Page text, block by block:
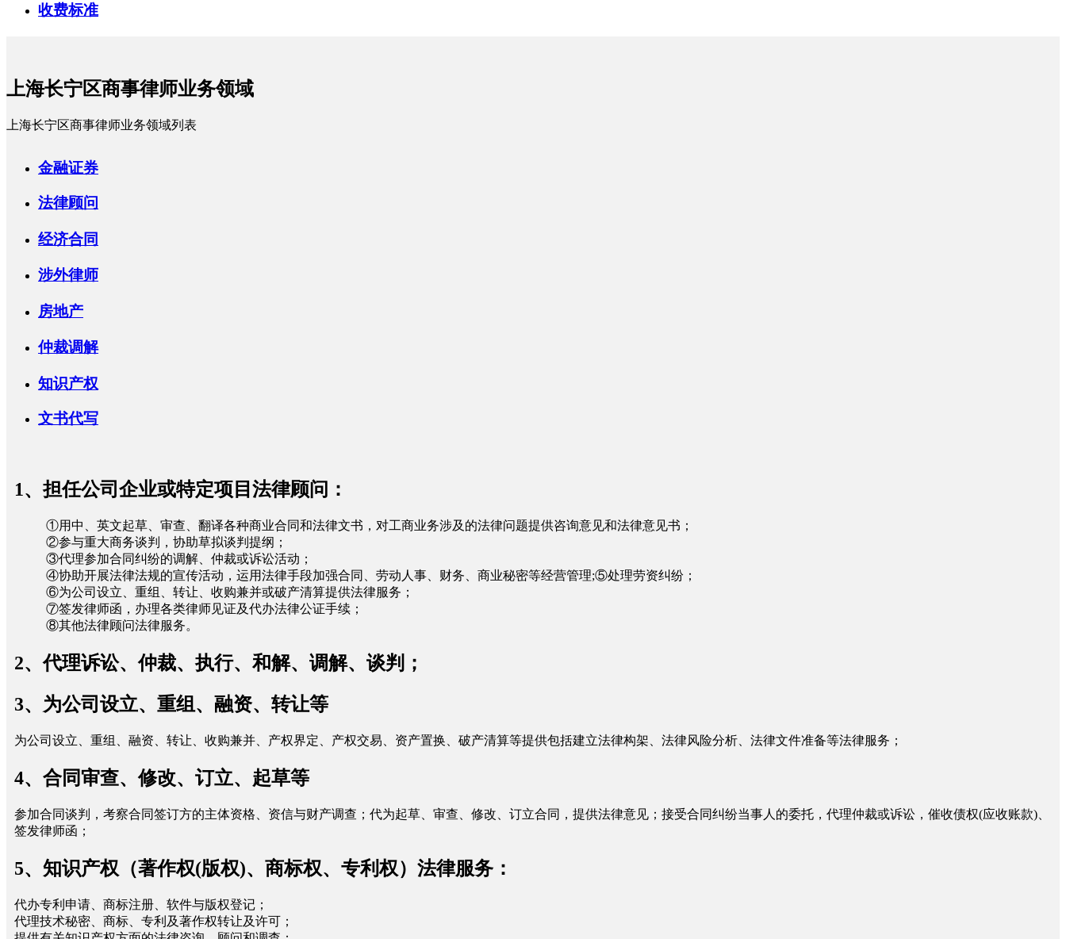
收费标准
上海长宁区商事律师业务领域
上海长宁区商事律师业务领域列表
金融证券
法律顾问
经济合同
涉外律师
房地产
仲裁调解
知识产权
文书代写
1、担任公司企业或特定项目法律顾问：
①用中、英文起草、审查、翻译各种商业合同和法律文书，对工商业务涉及的法律问题提供咨询意见和法律意见书；
②参与重大商务谈判，协助草拟谈判提纲；
③代理参加合同纠纷的调解、仲裁或诉讼活动；
④协助开展法律法规的宣传活动，运用法律手段加强合同、劳动人事、财务、商业秘密等经营管理;⑤处理劳资纠纷；
⑥为公司设立、重组、转让、收购兼并或破产清算提供法律服务；
⑦签发律师函，办理各类律师见证及代办法律公证手续；
⑧其他法律顾问法律服务。
2、代理诉讼、仲裁、执行、和解、调解、谈判；
3、为公司设立、重组、融资、转让等
为公司设立、重组、融资、转让、收购兼并、产权界定、产权交易、资产置换、破产清算等提供包括建立法律构架、法律风险分析、法律文件准备等法律服务；
4、合同审查、修改、订立、起草等
参加合同谈判，考察合同签订方的主体资格、资信与财产调查；代为起草、审查、修改、订立合同，提供法律意见；接受合同纠纷当事人的委托，代理仲裁或诉讼，催收债权(应收账款)、
签发律师函；
5、知识产权（著作权(版权)、商标权、专利权）法律服务：
代办专利申请、商标注册、软件与版权登记；
代理技术秘密、商标、专利及著作权转让及许可；